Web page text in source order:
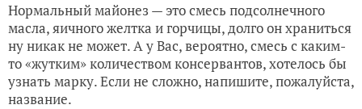
Нормальный майонез — это смесь подсолнечного
масла, яичного желтка и горчицы, долго он храниться
ну никак не может. А у Вас, вероятно, смесь с каким-
то «жутким» количеством консервантов, хотелось бы
узнать марку. Если не сложно, напишите, пожалуйста,
название.